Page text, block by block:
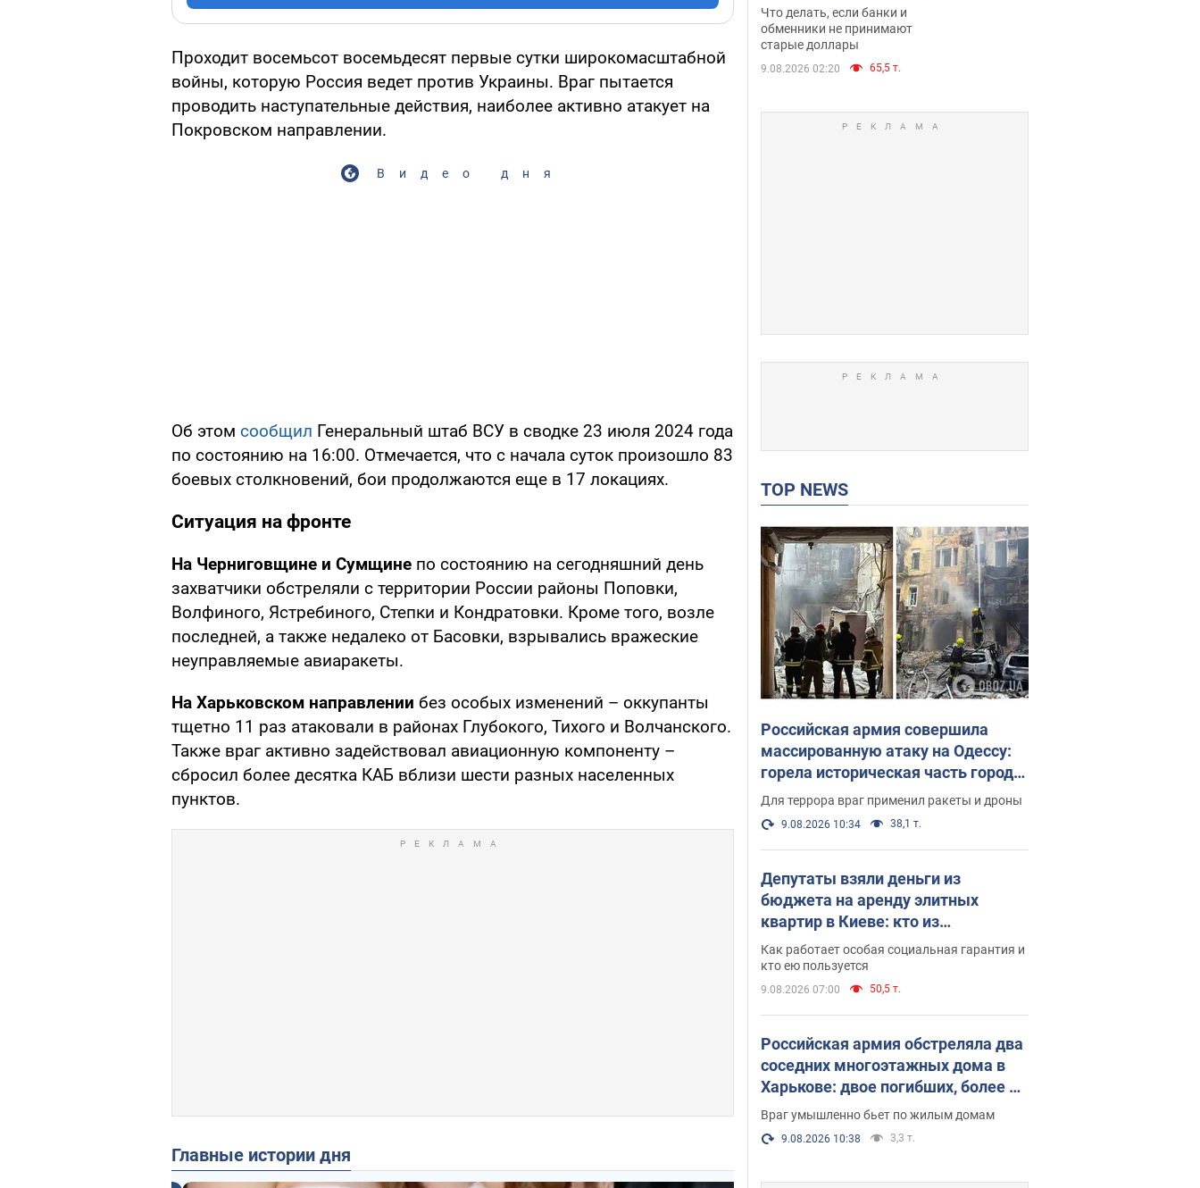
Проходит восемьсот восемьдесят первые сутки широкомасштабной
войны, которую Россия ведет против Украины. Враг пытается
проводить наступательные действия, наиболее активно атакует на
Покровском направлении.
Видео дня
Об этом сообщил Генеральный штаб ВСУ в сводке 23 июля 2024 года
по состоянию на 16:00. Отмечается, что с начала суток произошло 83
боевых столкновений, бои продолжаются еще в 17 локациях.
Ситуация на фронте
На Черниговщине и Сумщине по состоянию на сегодняшний день
захватчики обстреляли с территории России районы Поповки,
Волфиного, Ястребиного, Степки и Кондратовки. Кроме того, возле
последней, а также недалеко от Басовки, взрывались вражеские
неуправляемые авиаракеты.
На Харьковском направлении без особых изменений – оккупанты
тщетно 11 раз атаковали в районах Глубокого, Тихого и Волчанского.
Также враг активно задействовал авиационную компоненту –
сбросил более десятка КАБ вблизи шести разных населенных
пунктов.
Главные истории дня
принимают ли
обменники и банки
такие купюры
Что делать, если банки и
обменники не принимают
старые доллары
9.08.2026 02:20 65,5 т.
TOP NEWS
Российская армия совершила
массированную атаку на Одессу:
горела историческая часть города,
есть пострадавшие. Фото и видео
Для террора враг применил ракеты и дроны
9.08.2026 10:34 38,1 т.
Депутаты взяли деньги из
бюджета на аренду элитных
квартир в Киеве: кто из
парламентариев просил средства
и где поселился
Как работает особая социальная гарантия и
кто ею пользуется
9.08.2026 07:00 50,5 т.
Российская армия обстреляла два
соседних многоэтажных дома в
Харькове: двое погибших, более 20
пострадавших
Враг умышленно бьет по жилым домам
9.08.2026 10:38 3,3 т.